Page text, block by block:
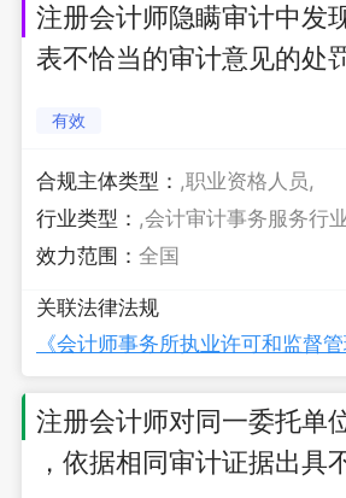
注册会计师隐瞒审计中发
表不恰当的审计意见的处
有效
合规主体类型： ,职业资格人员,
行业类型： ,会计审计事务服务行
效力范围： 全国
关联法律法规
注册会计师对同一委托单
，依据相同审计证据出具